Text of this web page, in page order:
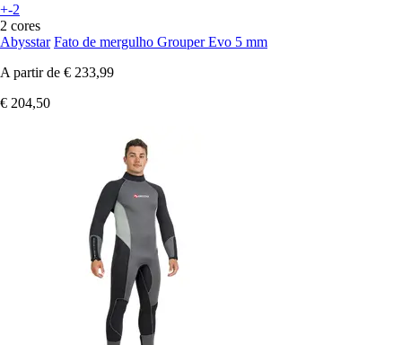
+-2
2 cores
Abysstar Fato de mergulho Grouper Evo 5 mm
A partir de € 233,99
€ 204,50